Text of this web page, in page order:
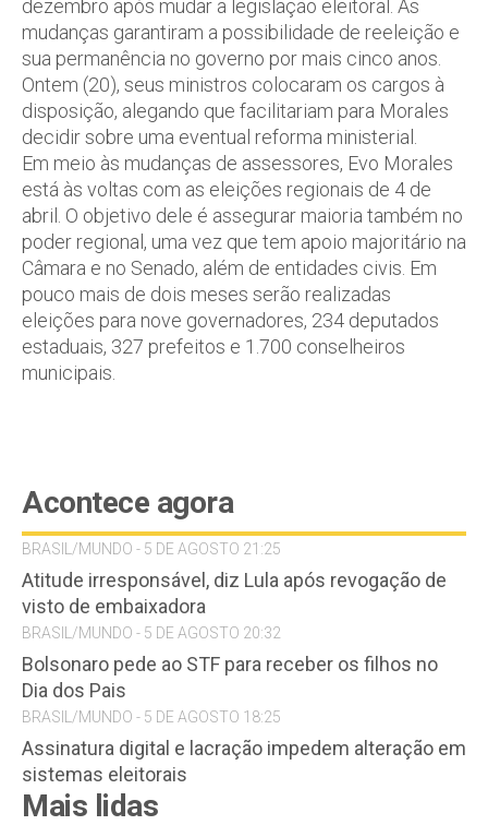
dezembro após mudar a legislação eleitoral. As
mudanças garantiram a possibilidade de reeleição e
sua permanência no governo por mais cinco anos.
Ontem (20), seus ministros colocaram os cargos à
disposição, alegando que facilitariam para Morales
decidir sobre uma eventual reforma ministerial.
Em meio às mudanças de assessores, Evo Morales
está às voltas com as eleições regionais de 4 de
abril. O objetivo dele é assegurar maioria também no
poder regional, uma vez que tem apoio majoritário na
Câmara e no Senado, além de entidades civis. Em
pouco mais de dois meses serão realizadas
eleições para nove governadores, 234 deputados
estaduais, 327 prefeitos e 1.700 conselheiros
municipais.
Acontece agora
BRASIL/MUNDO - 5 DE AGOSTO 21:25
Atitude irresponsável, diz Lula após revogação de
visto de embaixadora
BRASIL/MUNDO - 5 DE AGOSTO 20:32
Bolsonaro pede ao STF para receber os filhos no
Dia dos Pais
BRASIL/MUNDO - 5 DE AGOSTO 18:25
Assinatura digital e lacração impedem alteração em
sistemas eleitorais
Mais lidas